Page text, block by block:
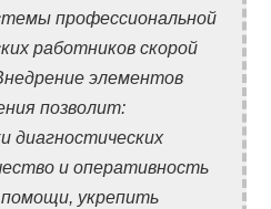
профессиональной
работников скорой
элементов
позволит:
диагностических
и оперативность
помощи, укрепить